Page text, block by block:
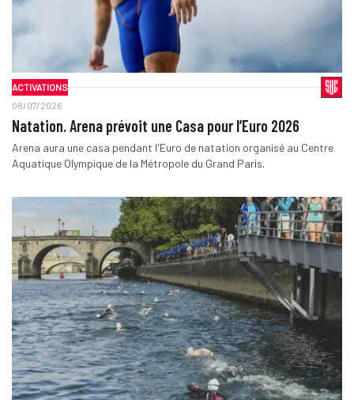
ACTIVATIONS
08/07/2026
Natation. Arena prévoit une Casa pour l’Euro 2026
Arena aura une casa pendant l'Euro de natation organisé au Centre
Aquatique Olympique de la Métropole du Grand Paris.